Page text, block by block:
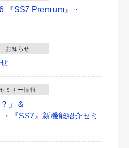
『SS7 Premium』・
お知らせ
セミナー情報
」＆
・『SS7』新機能紹介セミ